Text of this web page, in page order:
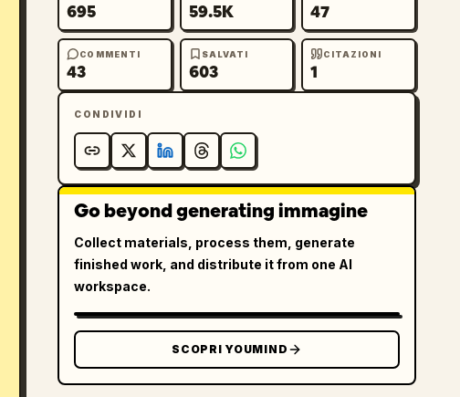
695 59.5K 47
COMMENTI
43
SALVATI
603
CITAZIONI
1
CONDIVIDI
Go beyond generating immagine
Collect materials, process them, generate
finished work, and distribute it from one AI
workspace.
SCOPRI YOUMIND